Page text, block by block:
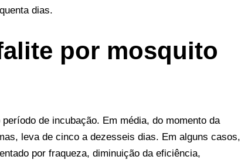
dias.
por mosquito
de incubação. Em média, do momento da
leva de cinco a dezesseis dias. Em alguns casos,
por fraqueza, diminuição da eficiência,